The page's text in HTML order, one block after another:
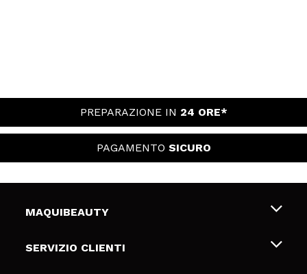
PREPARAZIONE IN 24 ORE*
PAGAMENTO SICURO
MAQUIBEAUTY
Chi siamo
SERVIZIO CLIENTI